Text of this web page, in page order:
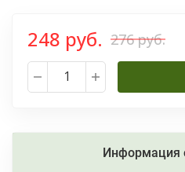
248 руб. 276 руб.
Информация